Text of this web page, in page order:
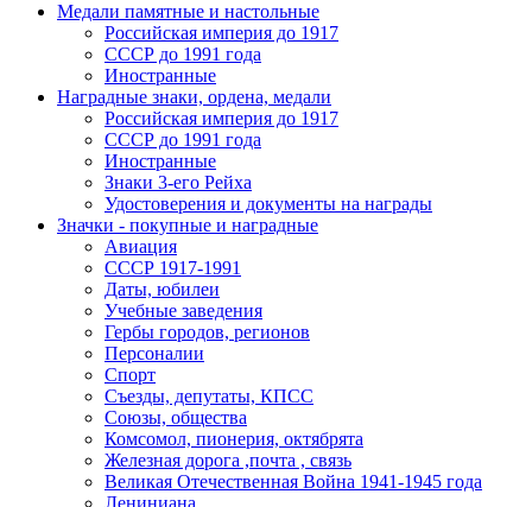
Медали памятные и настольные
Российская империя до 1917
СССР до 1991 года
Иностранные
Наградные знаки, ордена, медали
Российская империя до 1917
СССР до 1991 года
Иностранные
Знаки 3-его Рейха
Удостоверения и документы на награды
Значки - покупные и наградные
Авиация
СССР 1917-1991
Даты, юбилеи
Учебные заведения
Гербы городов, регионов
Персоналии
Спорт
Съезды, депутаты, КПСС
Союзы, общества
Комсомол, пионерия, октябрята
Железная дорога ,почта , связь
Великая Отечественная Война 1941-1945 года